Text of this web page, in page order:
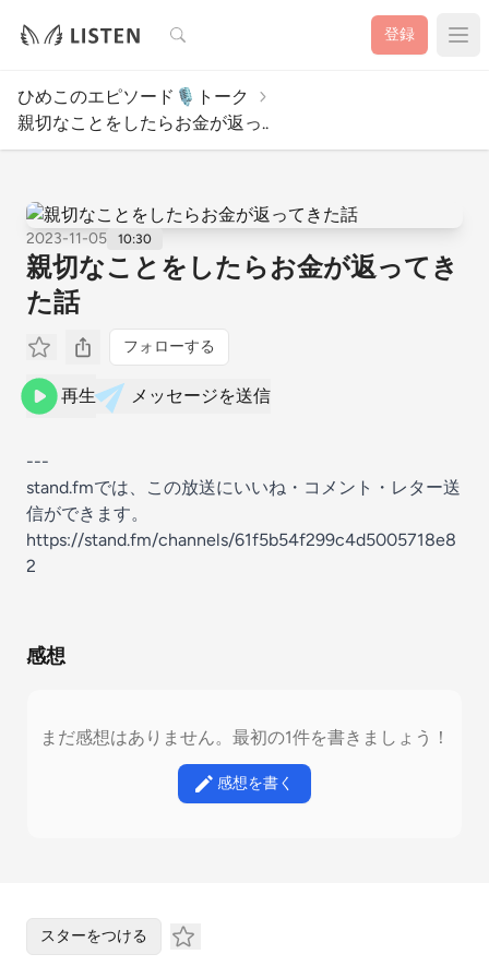
検索 登録
ひめこのエピソード🎙️トーク
親切なことをしたらお金が返っ..
2023-11-05 10:30
親切なことをしたらお金が返ってき
た話
フォローする
再生 メッセージを送信
---
stand.fmでは、この放送にいいね・コメント・レター送
信ができます。
https://stand.fm/channels/61f5b54f299c4d5005718e8
2
感想
まだ感想はありません。最初の1件を書きましょう！
感想を書く
スターをつける